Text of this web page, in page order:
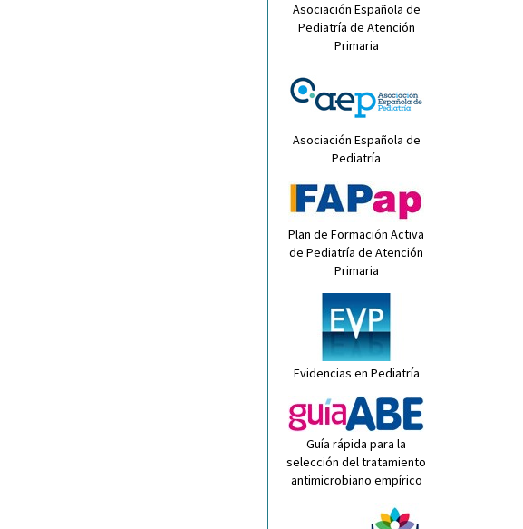
Asociación Española de
Pediatría de Atención
Primaria
Asociación Española de
Pediatría
Plan de Formación Activa
de Pediatría de Atención
Primaria
Evidencias en Pediatría
Guía rápida para la
selección del tratamiento
antimicrobiano empírico